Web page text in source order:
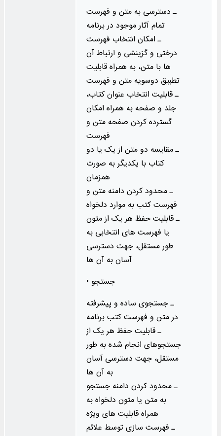
ـ دسترسی به متن و فهرست
تمام آثار موجود در برنامه
ـ امکان انتخاب فهرست
درختی و گزینشی و ارتباط آن‌
ها با متن، به همراه قابلیت
تطبیق دوسویه متن و فهرست
ـ قابلیت انتخاب عنوان کتاب،
جلد و صفحه به همراه امکان
گسترده کردن صفحه متن و
فهرست
ـ مقایسه دو متن از یک یا دو
کتاب با یکدیگر به صورت
همزمان
ـ محدود کردن دامنه متن و
فهرست کتب به موارد دلخواه
ـ قابلیت حفظ هر یک از متون
یا فهرست‌ های انتخابی به
طور مستقل، جهت دسترسی
‌آسان به آن‌ ها
• جستجو
ـ جستجوی ساده و پیشرفته
در متن و فهرست کتب برنامه
ـ قابلیت حفظ هر یک از
جستجوهای انجام ‌‌شده به طور
مستقل، جهت دسترسی ‌آسان
به آن‌ ها
ـ محدود کردن دامنه جستجو
به متن یا متون دلخواه به
همراه قابلیت‌ های ویژه
ـ فهرست‌ سازی توسط علائم